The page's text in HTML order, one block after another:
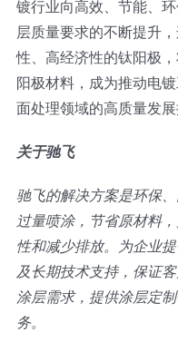
镀行业向高效、节能、
层质量要求的不断提升
性、高经济性的钛阳极
阳极材料，成为推动电
面处理领域的高质量发展
关于驰飞
驰飞的解决方案是环保
过量喷涂，节省原材料
性和减少排放。为企业
及长期技术支持，保证
涂层需求，提供涂层定
务。